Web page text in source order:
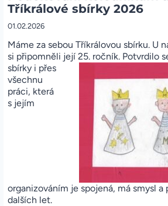
Tříkrálové sbírky 2026
01.02.2026
Máme za sebou Tříkrálovou sbírku. U
si připomněli její 25. ročník. Potvrdilo
sbírky i přes
všechnu
práci, která
s jejím
organizováním je spojená, má smysl
dalších let.